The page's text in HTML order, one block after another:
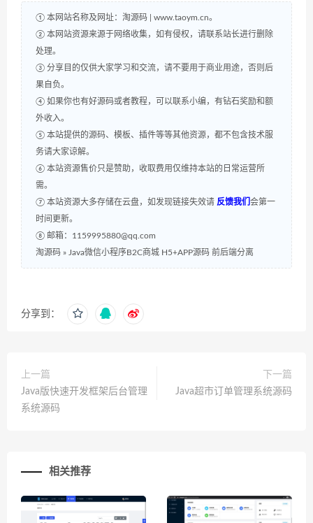
① 本网站名称及网址：淘源码 | www.taoym.cn。
② 本网站资源来源于网络收集，如有侵权，请联系站长进行删除
处理。
③ 分享目的仅供大家学习和交流，请不要用于商业用途，否则后
果自负。
④ 如果你也有好源码或者教程，可以联系小编，有钻石奖励和额
外收入。
⑤ 本站提供的源码、模板、插件等等其他资源，都不包含技术服
务请大家谅解。
⑥ 本站资源售价只是赞助，收取费用仅维持本站的日常运营所
需。
⑦ 本站资源大多存储在云盘，如发现链接失效请 反馈我们 会第一
时间更新。
⑧ 邮箱：1159995880@qq.com
淘源码 » Java微信小程序B2C商城 H5+APP源码 前后端分离
分享到：
上一篇
Java版快速开发框架后台管理
系统源码
下一篇
Java超市订单管理系统源码
相关推荐